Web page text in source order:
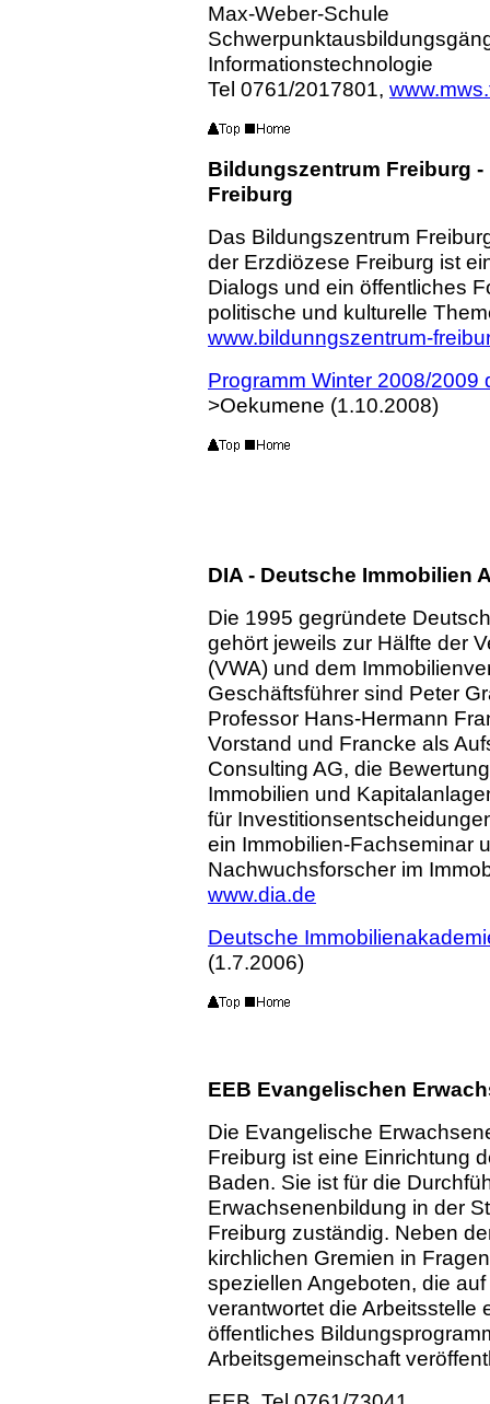
Max-Weber-Schule
Informationstechnologie
Tel 0761/2017801,
Bildungszentrum Freiburg
Freiburg
Das Bildungszentrum
der Erzdiözese Freiburg ist
Dialogs und ein öffentliches
politische und kulturelle
www.bildunngszentrum-
Programm Winter 2008/
>Oekumene (1.10.2008)
DIA - Deutsche Immobilien
Die 1995 gegründete
gehört jeweils zur Hälfte der
(VWA) und dem
Geschäftsführer sind Peter
Professor Hans-Hermann
Vorstand und Francke als
Consulting AG, die
Immobilien und
für
ein Immobilien-Fachseminar
Nachwuchsforscher im
www.dia.de
Deutsche
(1.7.2006)
EEB Evangelischen
Die Evangelische
Freiburg ist eine Einrichtung
Baden. Sie ist für die
Erwachsenenbildung in der
Freiburg zuständig. Neben
kirchlichen Gremien in
speziellen Angeboten, die
verantwortet die Arbeitsstelle
öffentliches
Arbeitsgemeinschaft